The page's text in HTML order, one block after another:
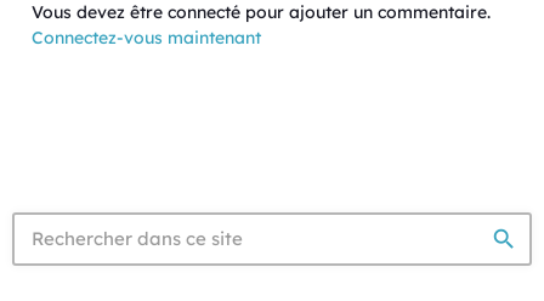
Vous devez être connecté pour ajouter un commentaire.
Connectez-vous maintenant
search